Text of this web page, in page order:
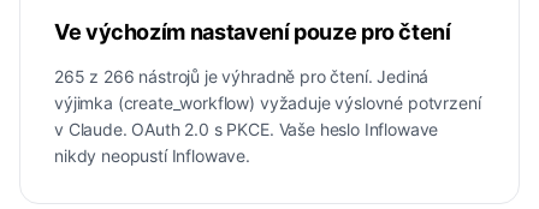
Ve výchozím nastavení pouze pro čtení
265 z 266 nástrojů je výhradně pro čtení. Jediná
výjimka (create_workflow) vyžaduje výslovné potvrzení
v Claude. OAuth 2.0 s PKCE. Vaše heslo Inflowave
nikdy neopustí Inflowave.